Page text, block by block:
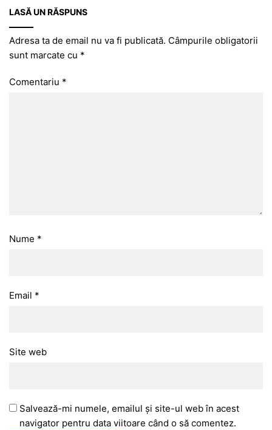
LASĂ UN RĂSPUNS
Adresa ta de email nu va fi publicată. Câmpurile obligatorii
sunt marcate cu *
Comentariu *
Nume *
Email *
Site web
Salvează-mi numele, emailul și site-ul web în acest
navigator pentru data viitoare când o să comentez.